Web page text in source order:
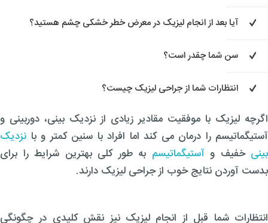
آیا بعد از انجام لیزیک در معرض خطر خشکی چشم هستید؟
سن شما چقدر است؟
انتظارات شما از جراحی لیزیک چیست؟
اگرچه لیزیک با موفقیت مقادیر زیادی از نزدیک بینی، دوربینی و
آستیگماتیسم را درمان می کند اما افراد با سنین کمتر و با نزدیک
بینی خفیف وآستیگماتیسم به طور کلی بهترین شرایط را برای
بدست آوردن نتایج خوب از جراحی لیزیک دارند.
انتظارات شما قبل از انجام لیزیک نیز نقش کلیدی در چگونگی